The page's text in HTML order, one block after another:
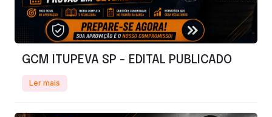
GCM ITUPEVA SP - EDITAL PUBLICADO
Ler mais